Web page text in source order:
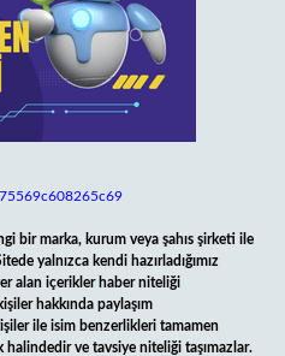
bir marka, kurum veya şahıs şirketi ile
yalnızca kendi hazırladığımız
alan içerikler haber niteliği
hakkında paylaşım
ile isim benzerlikleri tamamen
ve tavsiye niteliği taşımazlar.